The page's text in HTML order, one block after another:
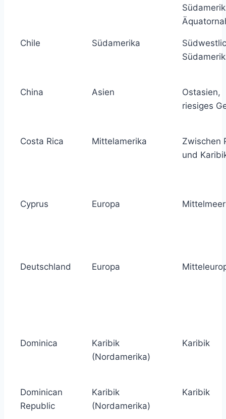
Chile Südamerika
China Asien
Ostasien,
riesiges
Costa Rica Mittelamerika
Zwischen
und
Cyprus Europa Mittelmeer
Deutschland Europa
Dominica
Karibik
(Nordamerika)
Karibik
Dominican
Republic
Karibik
(Nordamerika)
Karibik